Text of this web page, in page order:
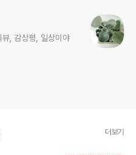
, 감상평, 일상이야
더보기